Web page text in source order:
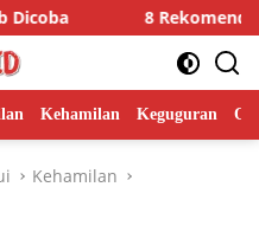
8 Rekomendasi Obat
Kehamilan Keguguran
Kehamilan